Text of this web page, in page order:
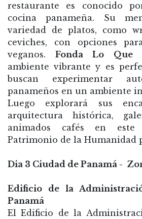
restaurante es conocido
cocina panameña. Su
variedad de platos, como
ceviches, con opciones
veganos.Fonda Lo Que
ambiente vibrante y es
buscan experimentar
panameños en un ambiente
Luego explorará sus
arquitectura histórica,
animados cafés en este
Patrimonio de la Humanidad
Dia 3 Ciudad de Panamá -
Edificio de la
Panamá
El Edificio de la